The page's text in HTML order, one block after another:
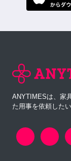
ANYTIMESは、家
た用事を依頼した